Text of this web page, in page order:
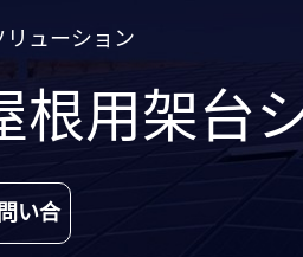
リューション
根用架台
い合